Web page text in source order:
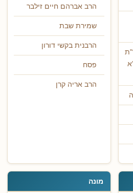
הרב אברהם חיים זילבר
שמירת שבת
הרבנית בקשי דורון
פסח
הרב אריה קרן
מונה